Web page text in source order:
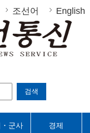
조선어 English
검색
군사 경제